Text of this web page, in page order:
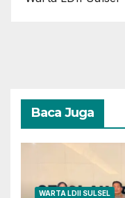
Baca Juga
WARTA LDII SULSEL